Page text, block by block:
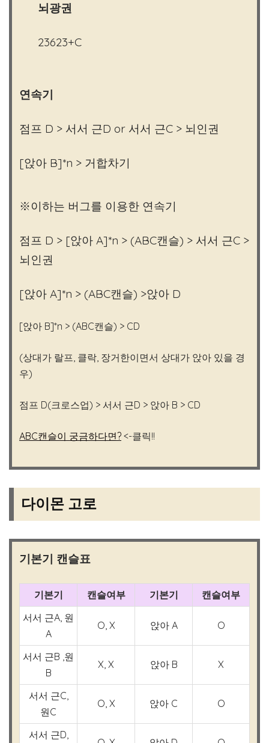
뇌광권
23623+C
연속기
점프 D > 서서 근D or 서서 근C > 뇌인권
[앉아 B]*n > 거합차기
※이하는 버그를 이용한 연속기
점프 D > [앉아 A]*n > (ABC캔슬) > 서서 근C >
뇌인권
[앉아 A]*n > (ABC캔슬) >앉아 D
[앉아 B]*n > (ABC캔슬) > CD
(상대가 랄프, 클락, 장거한이면서 상대가 앉아 있을 경
우)
점프 D(크로스업) > 서서 근D > 앉아 B > CD
ABC캔슬이 궁금하다면? <-클릭!!
다이몬 고로
기본기 캔슬표
기본기 캔슬여부 기본기
캔슬여부
서서 근A, 원
A
O, X 앉아 A O
서서 근B ,원
B
X, X 앉아 B X
서서 근C,
원C
O, X 앉아 C O
서서 근D,